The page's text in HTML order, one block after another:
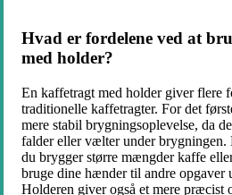
Hvad er fordelene ved at
med holder?
En kaffetragt med holder giver flere
traditionelle kaffetragter. For det
mere stabil brygningsoplevelse, da
falder eller vælter under
du brygger større mængder kaffe
bruge dine hænder til andre opgaver
Holderen giver også et mere præcist